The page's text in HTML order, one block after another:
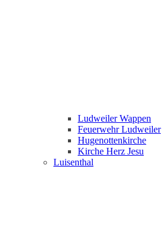
Ludweiler Wappen
Feuerwehr Ludweiler
Hugenottenkirche
Kirche Herz Jesu
Luisenthal